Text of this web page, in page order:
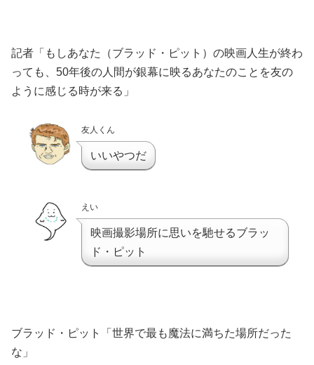
記者「もしあなた（ブラッド・ピット）の映画人生が終わ
っても、50年後の人間が銀幕に映るあなたのことを友の
ように感じる時が来る」
友人くん
いいやつだ
えい
映画撮影場所に思いを馳せるブラッ
ド・ピット
ブラッド・ピット「世界で最も魔法に満ちた場所だった
な」